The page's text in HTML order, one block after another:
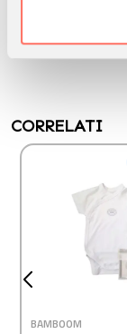
informazioni
nostri partner
pubblicità e
Non utilizzare
CORRELATI
BAMBOOM